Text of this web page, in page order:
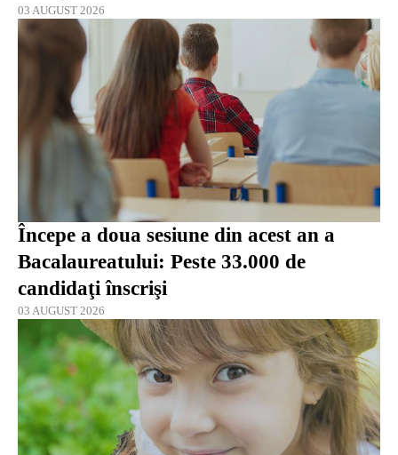
03 AUGUST 2026
Începe a doua sesiune din acest an a
Bacalaureatului: Peste 33.000 de
candidaţi înscrişi
03 AUGUST 2026